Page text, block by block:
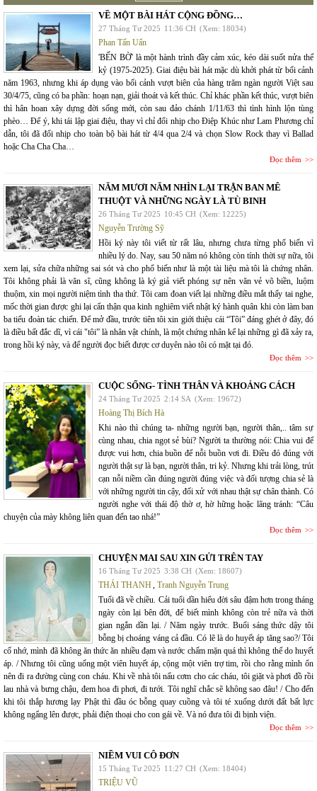
VỀ MỘT BÀI HÁT CỘNG ĐỒNG…
27 Tháng Tư 2025 11:36 CH (Xem: 18034)
Phan Tấn Uẩn
'BẾN BỜ' là một hành trình đầy cảm xúc, kéo dài suốt nửa thế
kỷ (1975-2025). Giai điệu bài hát mặc dù khởi phát từ bối cảnh
năm 1963, nhưng khi áp dụng vào bối cảnh vượt biên của hàng trăm ngàn người Việt sau
30/4/75, cũng có ba phần: hoạn nạn, giải thoát và kết thúc. Chỉ khác phần kết thúc, vượt biên
thì hân hoan xây dựng đời sống mới, còn sau đảo chánh 1/11/63 thì tình hình lộn tùng
phèo… Để ý, khi tái lập giai điệu, thay vì chỉ đổi nhịp cho Điệp Khúc như Lam Phương chỉ
dẫn, tôi đã đổi nhịp cho toàn bộ bài hát từ 4/4 qua 2/4 và chọn Slow Rock thay vì Ballad
hoặc Cha Cha Cha…
Đọc thêm
NĂM MƯƠI NĂM NHÌN LẠI TRẬN BAN MÊ
THUỘT VÀ NHỮNG NGÀY LÀ TÙ BINH
26 Tháng Tư 2025 10:45 CH (Xem: 12225)
Nguyễn Trường Sỹ
Hồi ký này tôi viết từ rất lâu, nhưng chưa từng phổ biến vì
nhiều lý do. Nay, sau 50 năm nó không còn tính thời sự nữa, tôi
xem lại, sửa chữa những sai sót và cho phổ biến như là một tài liệu mà tôi là chứng nhân.
Tôi không phải là văn sĩ, cũng không là ký giả viết phóng sự nên văn vẻ võ biền, luộm
thuộm, xin mọi người niệm tình tha thứ. Tôi cam đoan viết lại những điều mắt thấy tai nghe,
mốc thời gian được ghi lại cẩn thận qua kinh nghiêm viết nhật ký hành quân khi còn làm ban
ba tiểu đoàn tác chiến. Để mở đầu, trước tiên tôi xin giới thiệu cái “Tôi” đáng ghét ở đây, đó
là điều bất đắc dĩ, vì cái "tôi” là nhân vật chính, là một chứng nhân kể lại những gì đã xảy ra,
trong hồi ký này, và để người đọc biết được cơ duyên nào tôi có mặt tại đó.
Đọc thêm
CUỘC SỐNG- TÌNH THÂN VÀ KHOẢNG CÁCH
24 Tháng Tư 2025 2:14 SA (Xem: 19672)
Hoàng Thị Bích Hà
Khi nào thì chúng ta- những người bạn, người thân,.. tâm sự
cùng nhau, chia ngọt sẻ bùi? Người ta thường nói: Chia vui để
được vui hơn, chia buồn để nỗi buồn vơi đi. Điều đó đúng với
người thật sự là bạn, người thân, tri kỷ. Nhưng khi trải lòng, trút
cạn nỗi niềm cần đúng người đúng việc và đối tượng chia sẻ là
với những người tin cậy, đối xử với nhau thật sự chân thành. Có
người nghe với thái độ thờ ơ, hờ hững hoặc lãng tránh: “Câu
chuyện của mày không liên quan đến tao nhá!”
Đọc thêm
CHUYỆN MAI SAU XIN GỬI TRÊN TAY
16 Tháng Tư 2025 3:38 CH (Xem: 18607)
THÁI THANH Tranh Nguyễn Trung
Tuổi đã về chiều. Cải tuổi dần hiểu đời sâu đậm hơn trong tháng
ngày còn lại bên đời, để biết mình không còn trẻ nữa và thời
gian ngắn dần lại. / Năm ngày trước. Buổi sáng thức dậy tôi
bỗng bị choáng váng cả đầu. Có lẽ là do huyết áp tăng sao?/ Tôi
cố nhớ, mình đã không ăn thức ăn nhiều đạm và nước chấm mặn quá thì không thể do huyết
áp. / Nhưng tôi cũng uống một viên huyết áp, cộng một viên trợ tim, rồi cho rằng mình ổn
nên đi ra đường cùng con cháu. Khi về nhà tôi nấu cơm cho các cháu, tôi giặt và phơi đồ rồi
lau nhà và bưng chậu, đem hoa đi phơi, đi tưới. Tôi nghĩ chắc sẽ không sao đâu! / Cho đến
khi tôi thắp hương lạy Phật thì đầu óc bỗng quay cuồng và tôi té xuống dưới đất bất lực
không ngẩng lên được, phải điện thoại cho con gái về. Và nó đưa tôi đi bịnh viện.
Đọc thêm
NIỀM VUI CÔ ĐƠN
15 Tháng Tư 2025 11:27 CH (Xem: 18404)
TRIỆU VŨ